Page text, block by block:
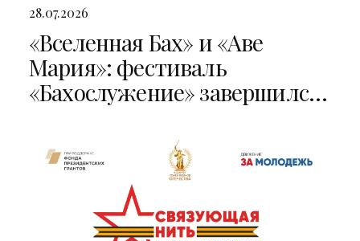
28.07.2026
«Вселенная Бах» и «Аве
Мария»: фестиваль
«Бахослужение» завершился